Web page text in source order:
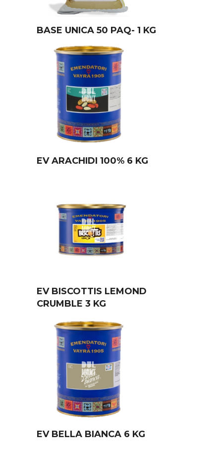
BASE UNICA 50 PAQ- 1 KG
EV ARACHIDI 100% 6 KG
EV BISCOTTIS LEMOND
CRUMBLE 3 KG
EV BELLA BIANCA 6 KG